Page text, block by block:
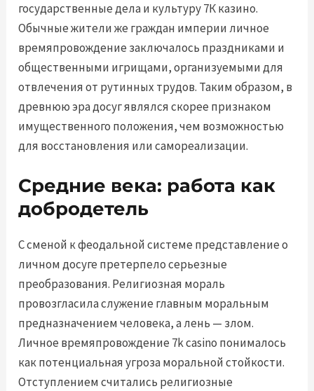
государственные дела и культуру 7К казино.
Обычные жители же граждан империи личное
времяпровождение заключалось праздниками и
общественными игрищами, организуемыми для
отвлечения от рутинных трудов. Таким образом, в
древнюю эра досуг являлся скорее признаком
имущественного положения, чем возможностью
для восстановления или самореализации.
Средние века: работа как
добродетель
С сменой к феодальной системе представление о
личном досуге претерпело серьезные
преобразования. Религиозная мораль
провозгласила служение главным моральным
предназначением человека, а лень — злом.
Личное времяпровождение 7k casino понималось
как потенциальная угроза моральной стойкости.
Отступлением считались религиозные